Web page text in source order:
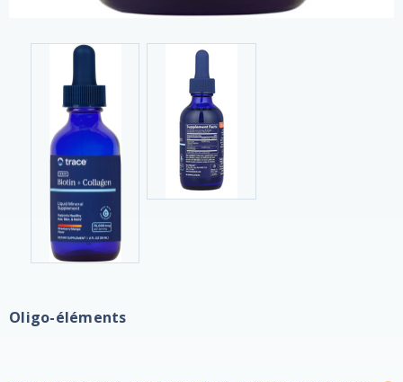
Oligo-éléments